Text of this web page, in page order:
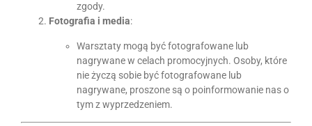
zgody.
Fotografia i media:
Warsztaty mogą być fotografowane lub
nagrywane w celach promocyjnych. Osoby, które
nie życzą sobie być fotografowane lub
nagrywane, proszone są o poinformowanie nas o
tym z wyprzedzeniem.